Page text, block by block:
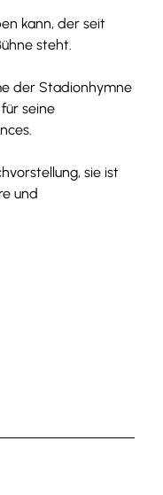
kann, der seit
steht.
der Stadionhymne
seine
sie ist
und